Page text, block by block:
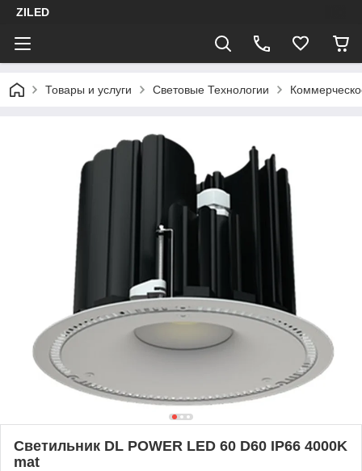
ZILED
Товары и услуги Световые Технологии
Светильник DL POWER LED 60 D60 IP66 4000K
mat